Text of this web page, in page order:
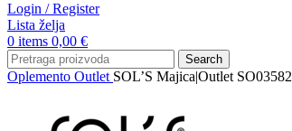
Login / Register
Lista želja
0 items 0,00 €
Search
Oplemento Outlet SOL’S Majica|Outlet SO03582